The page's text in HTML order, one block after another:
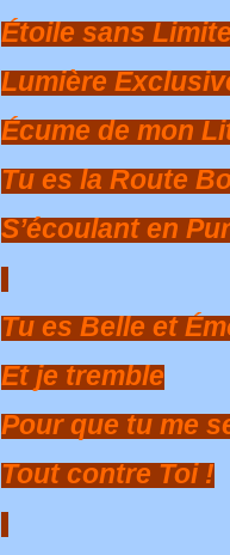
Étoile sans
Lumière
Écume de mon
Tu es la Route
S’écoulant en
Tu es Belle et
Et je tremble
Pour que tu me
Tout contre Toi !